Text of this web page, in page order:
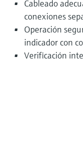
Cableado
conexiones
Operación
indicador con
Verificación